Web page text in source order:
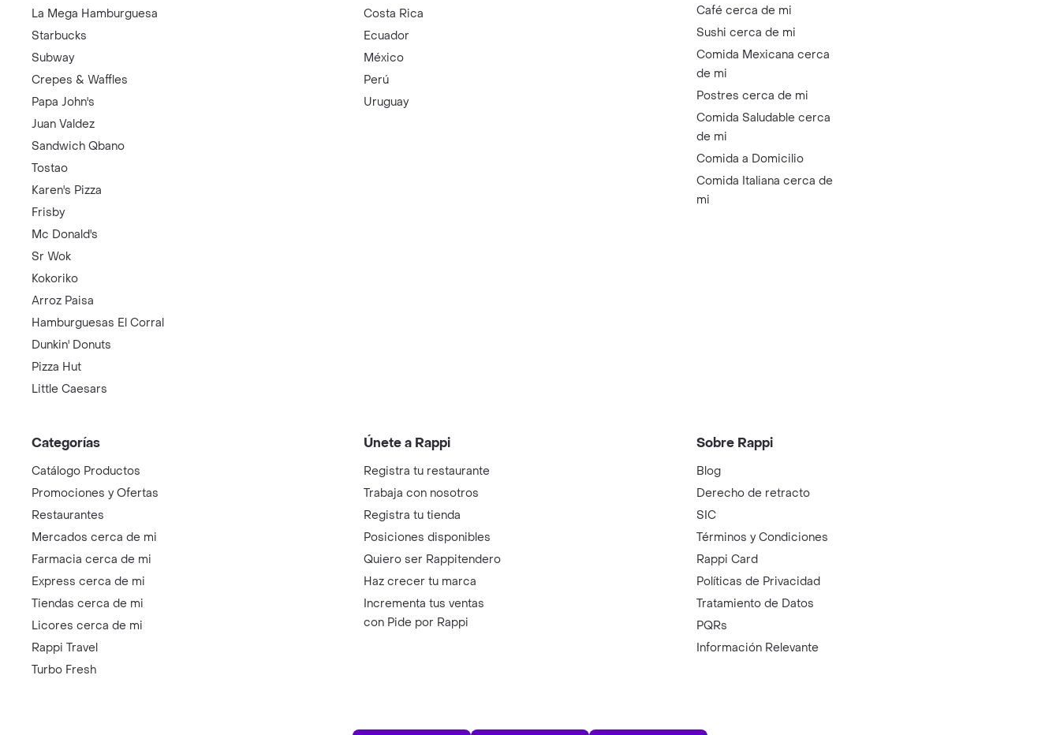
La Mega Hamburguesa
Starbucks
Subway
Crepes & Waffles
Papa John's
Juan Valdez
Sandwich Qbano
Tostao
Karen's Pizza
Frisby
Mc Donald's
Sr Wok
Kokoriko
Arroz Paisa
Hamburguesas El Corral
Dunkin' Donuts
Pizza Hut
Little Caesars
Costa Rica
Ecuador
México
Perú
Uruguay
Café cerca de mi
Sushi cerca de mi
Comida Mexicana cerca
de mi
Postres cerca de mi
Comida Saludable cerca
de mi
Comida a Domicilio
Comida Italiana cerca de
mi
Categorías
Catálogo Productos
Promociones y Ofertas
Restaurantes
Mercados cerca de mi
Farmacia cerca de mi
Express cerca de mi
Tiendas cerca de mi
Licores cerca de mi
Rappi Travel
Turbo Fresh
Únete a Rappi
Registra tu restaurante
Trabaja con nosotros
Registra tu tienda
Posiciones disponibles
Quiero ser Rappitendero
Haz crecer tu marca
Incrementa tus ventas
con Pide por Rappi
Sobre Rappi
Blog
Derecho de retracto
SIC
Términos y Condiciones
Rappi Card
Políticas de Privacidad
Tratamiento de Datos
PQRs
Información Relevante